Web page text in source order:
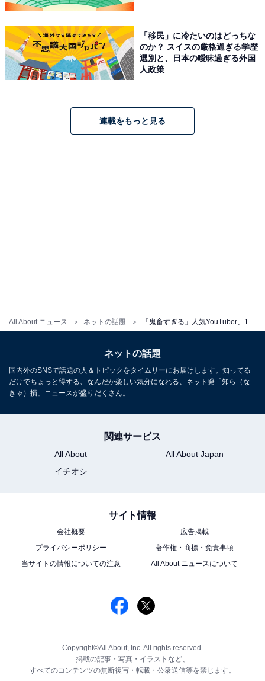
All About ニュース ネットの話題
「移民」に冷たいのはどっちな
のか？ スイスの厳格過ぎる学歴
選別と、日本の曖昧過ぎる外国
人政策
連載をもっと見る
ネットの話題
国内外のSNSで話題の人＆トピックをタイムリーにお届けします。知ってる
だけでちょっと得する、なんだか楽しい気分になれる、ネット発「知ら（な
きゃ）損」ニュースが盛りだくさん。
関連サービス
All About
All About Japan
イチオシ
サイト情報
会社概要
広告掲載
プライバシーポリシー
著作権・商標・免責事項
当サイトの情報についての注意
All About ニュースについて
Copyright©All About, Inc. All rights reserved.
掲載の記事・写真・イラストなど、
すべてのコンテンツの無断複写・転載・公衆送信等を禁じます。